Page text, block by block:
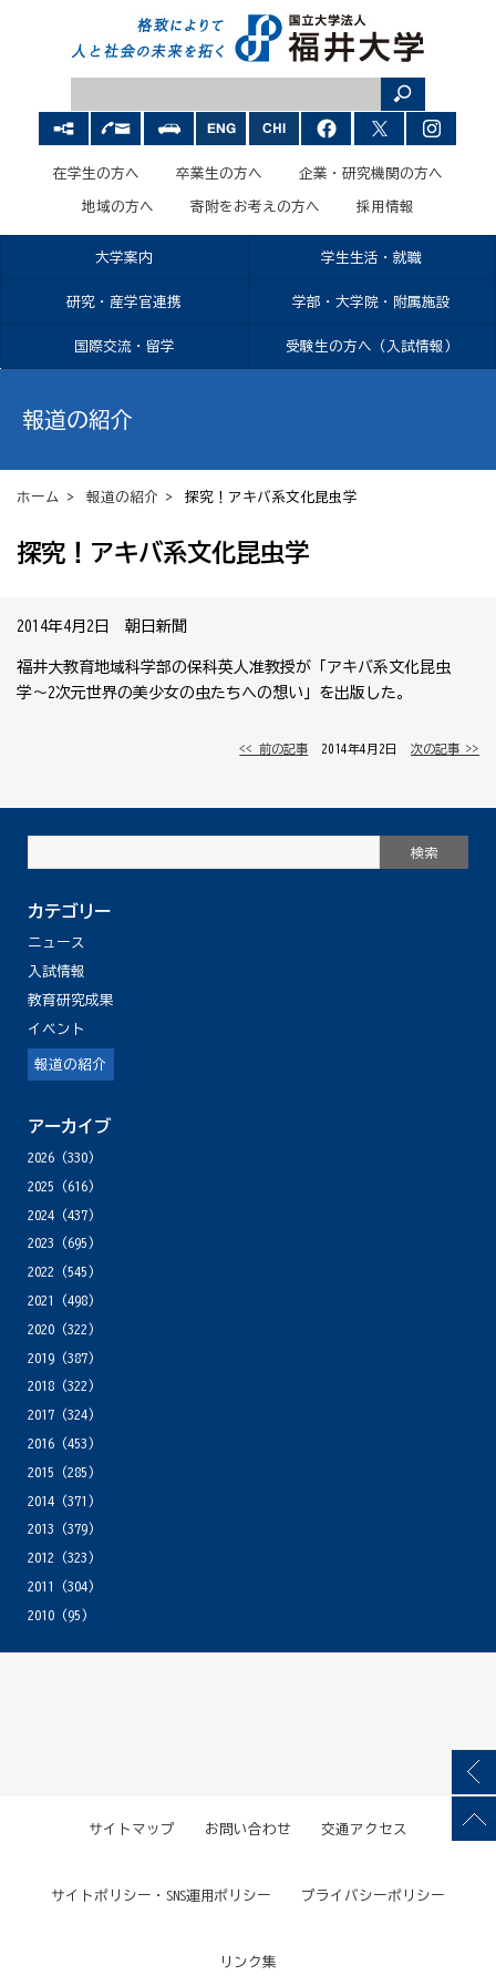
在学生の方へ 卒業生の方へ 企業・研究機関の方へ
地域の方へ 寄附をお考えの方へ 採用情報
大学案内 学生生活・就職
研究・産学官連携 学部・大学院・附属施設
国際交流・留学 受験生の方へ（入試情報）
報道の紹介
ホーム > 報道の紹介 > 探究！アキバ系文化昆虫学
探究！アキバ系文化昆虫学
2014年4月2日 朝日新聞
福井大教育地域科学部の保科英人准教授が「アキバ系文化昆虫
学〜2次元世界の美少女の虫たちへの想い」を出版した。
<< 前の記事 │ 2014年4月2日 │次の記事 >>
カテゴリー
ニュース
入試情報
教育研究成果
イベント
報道の紹介
アーカイブ
2026(330)
2025 (616)
2024(437)
2023 (695)
2022 (545)
2021
(498)
2020(322)
2019(387)
2018(322)
2017(324)
2016(453)
2015 (285)
2014(371)
2013 (379)
2012 (323)
2011
(304)
2010(95)
サイトマップ お問い合わせ 交通アクセス
サイトポリシー・SNS運用ポリシー プライバシーポリシー
リンク集